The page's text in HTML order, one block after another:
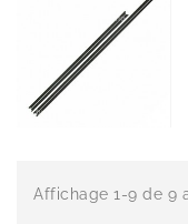
Affichage 1-9 de 9